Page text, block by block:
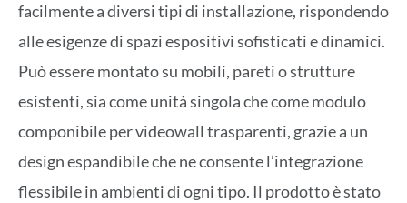
facilmente a diversi tipi di installazione, rispondendo
alle esigenze di spazi espositivi sofisticati e dinamici.
Può essere montato su mobili, pareti o strutture
esistenti, sia come unità singola che come modulo
componibile per videowall trasparenti, grazie a un
design espandibile che ne consente l’integrazione
flessibile in ambienti di ogni tipo. Il prodotto è stato